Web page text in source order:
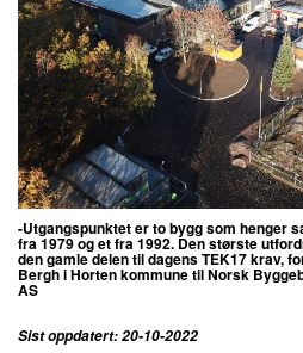
-Utgangspunktet er to bygg som henger
fra 1979 og et fra 1992. Den største
den gamle delen til dagens TEK17 krav,
Bergh i Horten kommune til Norsk
AS
Sist oppdatert: 20-10-2022